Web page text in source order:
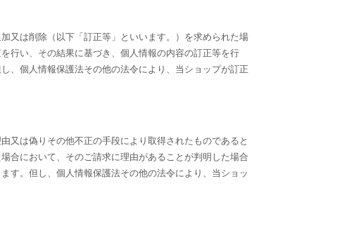
又は削除（以下「訂正等」といいます。）を求められた場
行い、その結果に基づき、個人情報の内容の訂正等を行
、個人情報保護法その他の法令により、当ショップが訂正
又は偽りその他不正の手段により取得されたものであると
合において、そのご請求に理由があることが判明した場合
す。但し、個人情報保護法その他の法令により、当ショッ